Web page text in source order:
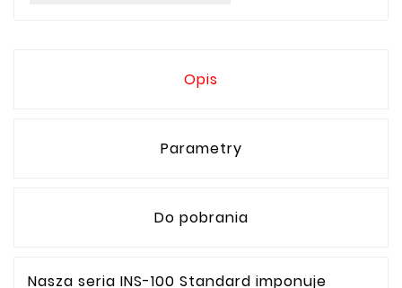
Opis
Parametry
Do pobrania
Nasza seria INS-100 Standard imponuje